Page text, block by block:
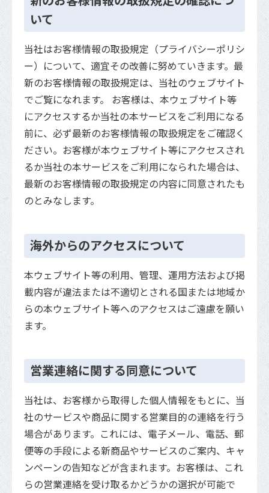
いて
当社はお客様情報の取扱規定（プライバシーポリシ
ー）について、適宜その改善に努めていきます。最
新のお客様情報の取扱規定は、当社のウェブサイト
でご覧になれます。 お客様は、本ウェブサイト等
にアクセスするか当社の本サービスをご利用になる
前に、必ず最新のお客様情報の取扱規定をご確認く
ださい。お客様が本ウェブサイト等にアクセスされ
るか当社の本サービスをご利用になられた場合は、
最新のお客様情報の取扱規定の内容に同意されたも
のとみなします。
海外からのアクセスについて
本ウェブサイト等の利用、管理、運用方法および掲
載内容が違法または不適切とされる国または地域か
らの本ウェブサイト等へのアクセスはご遠慮を願い
ます。
営業連絡に関する同意について
当社は、お客様から取得した個人情報をもとに、当
社のサービスや商品に関する営業目的の連絡を行う
場合があります。これには、電子メール、電話、郵
便等の手段による新商品やサービスのご案内、キャ
ンペーンの告知などが含まれます。お客様は、これ
らの営業連絡を受け取るかどうかの選択が可能で